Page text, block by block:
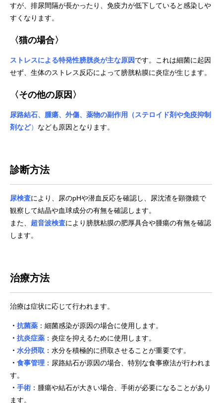
すが、排尿間隔が長かったり、免疫力が低下していると感染しや
すくなります。
〈猫の場合〉
ストレスによる特発性膀胱炎が主な原因です。これは細菌に起因
せず、生体のストレス反応によって膀胱粘膜に炎症が生じます。
〈その他の原因 〉
尿路結石、腫瘍、外傷、薬物の副作用（ステロイド剤や免疫抑制
剤など） なども原因となります。
診断方法
尿検査により、尿のpHや潜血反応を確認し、尿沈渣を顕微鏡で
観察して結晶や血球成分の有無を確認します。
また、 超音波検査により膀胱粘膜の肥厚具合や腫瘍の有無を確認
します。
治療方法
治療は症状に応じて行われます。
・ 抗菌薬 ：細菌感染が原因の場合に使用します。
・ 抗炎症薬 ：炎症を抑えるために使用します。
・ 水分摂取 ：水分を積極的に摂取させることが重要です。
・ 食事管理 ：尿路結石が原因の場合、特別な食事療法が行われま
す。
・ 手術 ：腫瘍や結石が大きい場合、手術が必要になることがあり
ます。